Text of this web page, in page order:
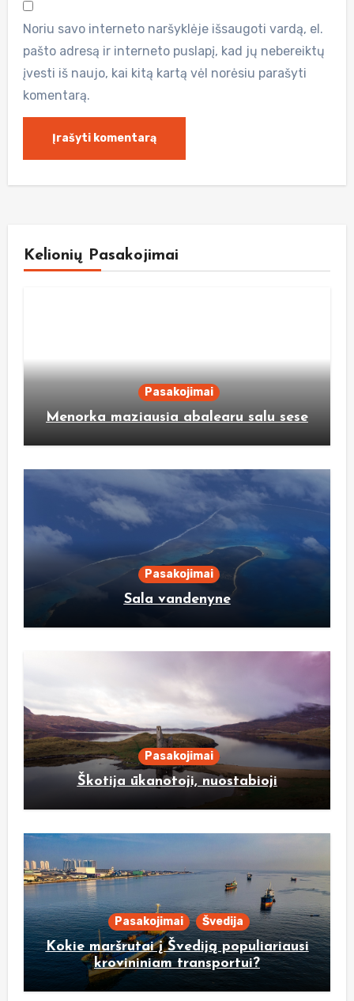
Noriu savo interneto naršyklėje išsaugoti vardą, el.
pašto adresą ir interneto puslapį, kad jų nebereiktų
įvesti iš naujo, kai kitą kartą vėl norėsiu parašyti
komentarą.
Kelionių Pasakojimai
Pasakojimai
Menorka maziausia abalearu salu sese
Pasakojimai
Sala vandenyne
Pasakojimai
Škotija ūkanotoji, nuostabioji
Pasakojimai Švedija
Kokie maršrutai į Švediją populiariausi
krovininiam transportui?